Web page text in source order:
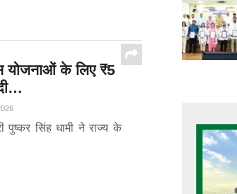
योजनाओं के लिए ₹5
सिंह धामी ने राज्य के